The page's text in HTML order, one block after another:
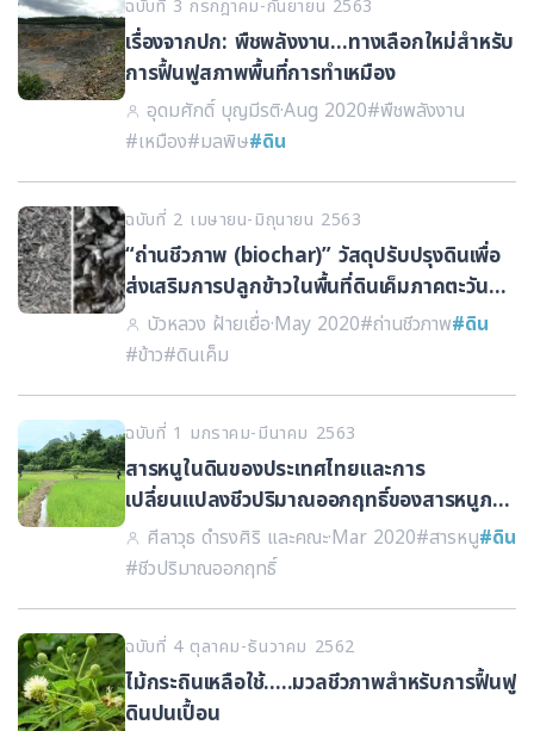
ฉบับที่ 3 กรกฎาคม-กันยายน 2563
เรื่องจากปก: พืชพลังงาน…ทางเลือกใหม่สำหรับ
การฟื้นฟูสภาพพื้นที่การทำเหมือง
อุดมศักดิ์ บุญมีรติ·Aug 2020#พืชพลังงาน
#เหมือง#มลพิษ#ดิน
ฉบับที่ 2 เมษายน-มิถุนายน 2563
“ถ่านชีวภาพ (biochar)” วัสดุปรับปรุงดินเพื่อ
ส่งเสริมการปลูกข้าวในพื้นที่ดินเค็มภาคตะวัน
ออกเฉียงเหนือของประเทศไทย
บัวหลวง ฝ้ายเยื่อ·May 2020#ถ่านชีวภาพ#ดิน
#ข้าว#ดินเค็ม
ฉบับที่ 1 มกราคม-มีนาคม 2563
สารหนูในดินของประเทศไทยและการ
เปลี่ยนแปลงชีวปริมาณออกฤทธิ์ของสารหนูภาย
ใต้สภาวะไร้อากาศ
ศีลาวุธ ดำรงศิริ และคณะ·Mar 2020#สารหนู#ดิน
#ชีวปริมาณออกฤทธิ์
ฉบับที่ 4 ตุลาคม-ธันวาคม 2562
ไม้กระถินเหลือใช้.....มวลชีวภาพสำหรับการฟื้นฟู
ดินปนเปื้อน